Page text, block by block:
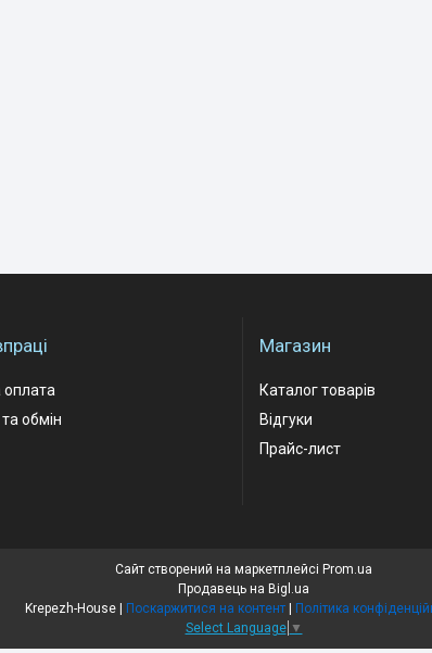
оплата
обмін
Магазин
Каталог товарів
Відгуки
Прайс-лист
Сайт створений на маркетплейсі Prom.ua
Продавець на Bigl.ua
Krepezh-House | Поскаржитися на контент | Політика
Select Language ▼